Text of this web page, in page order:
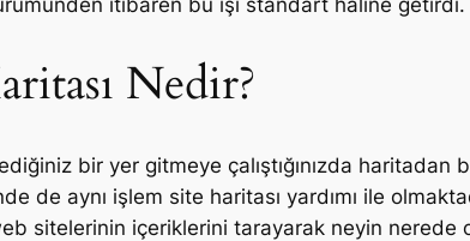
Nedir?
bir yer gitmeye çalıştığınızda haritadan
de aynı işlem site haritası yardımı ile
sitelerinin içeriklerini tarayarak neyin nerede